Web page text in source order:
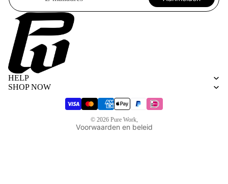
HELP
SHOP NOW
© 2026 Pure Work,
Voorwaarden en beleid
Algemene voorwaarden
Privacybeleid
Wettelijke kennisgeving